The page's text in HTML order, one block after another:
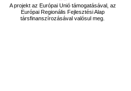
A projekt az Európai Unió támogatásával, az
Európai Regionális Fejlesztési Alap
társfinanszírozásával valósul meg.